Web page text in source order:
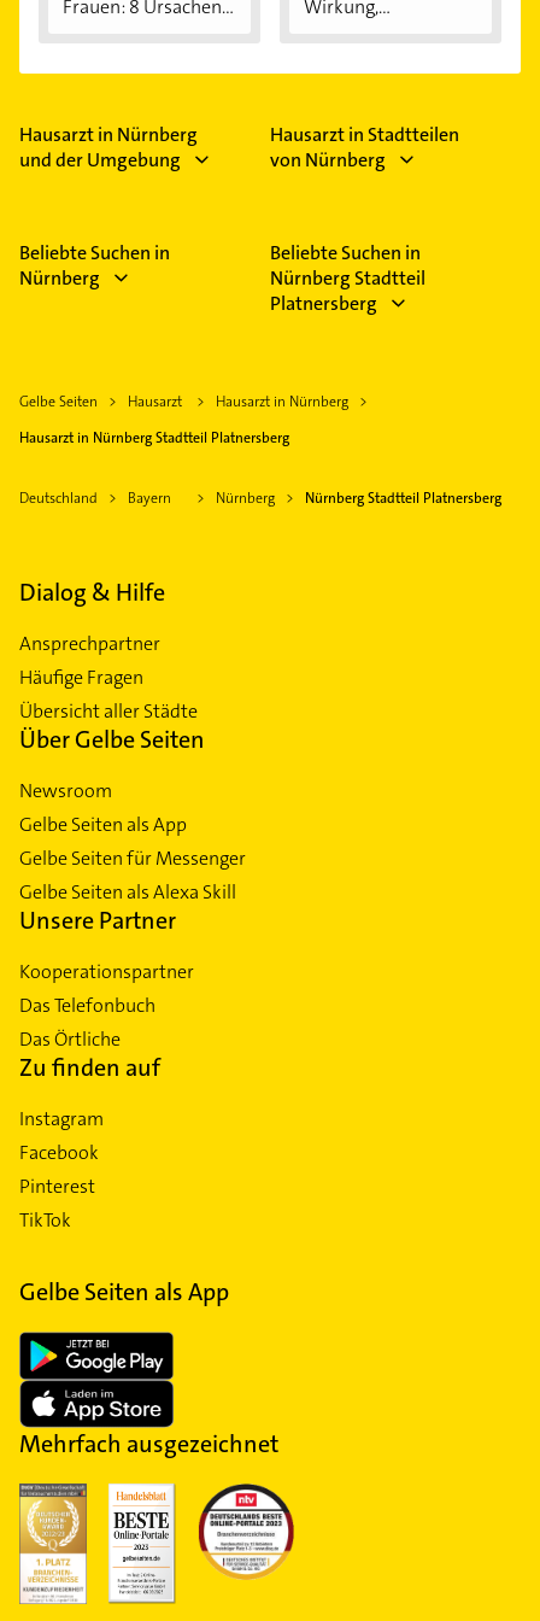
Frauen: 8 Ursachen...
Wirkung,
Hausarzt in Nürnberg
und der Umgebung
Hausarzt in Stadtteilen
von Nürnberg
Beliebte Suchen in
Nürnberg
Beliebte Suchen in
Nürnberg Stadtteil
Platnersberg
Gelbe Seiten Hausarzt
Hausarzt in Nürnberg
Hausarzt in Nürnberg Stadtteil Platnersberg
Deutschland Bayern Nürnberg Nürnberg Stadtteil Platnersberg
Dialog & Hilfe
Ansprechpartner
Häufige Fragen
Übersicht aller Städte
Über Gelbe Seiten
Newsroom
Gelbe Seiten als App
Gelbe Seiten für Messenger
Gelbe Seiten als Alexa Skill
Unsere Partner
Kooperationspartner
Das Telefonbuch
Das Örtliche
Zu finden auf
Instagram
Facebook
Pinterest
TikTok
Gelbe Seiten als App
Mehrfach ausgezeichnet